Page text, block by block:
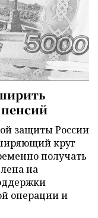
пенсий
защиты России
круг
получать
на
операции и